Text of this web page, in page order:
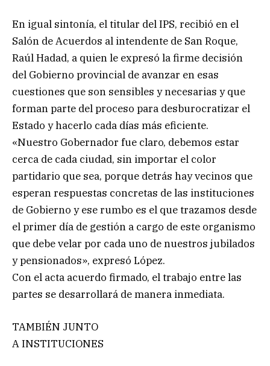
En igual sintonía, el titular del IPS, recibió en el
Salón de Acuerdos al intendente de San Roque,
Raúl Hadad, a quien le expresó la firme decisión
del Gobierno provincial de avanzar en esas
cuestiones que son sensibles y necesarias y que
forman parte del proceso para desburocratizar el
Estado y hacerlo cada días más eficiente.
«Nuestro Gobernador fue claro, debemos estar
cerca de cada ciudad, sin importar el color
partidario que sea, porque detrás hay vecinos que
esperan respuestas concretas de las instituciones
de Gobierno y ese rumbo es el que trazamos desde
el primer día de gestión a cargo de este organismo
que debe velar por cada uno de nuestros jubilados
y pensionados», expresó López.
Con el acta acuerdo firmado, el trabajo entre las
partes se desarrollará de manera inmediata.
TAMBIÉN JUNTO
A INSTITUCIONES